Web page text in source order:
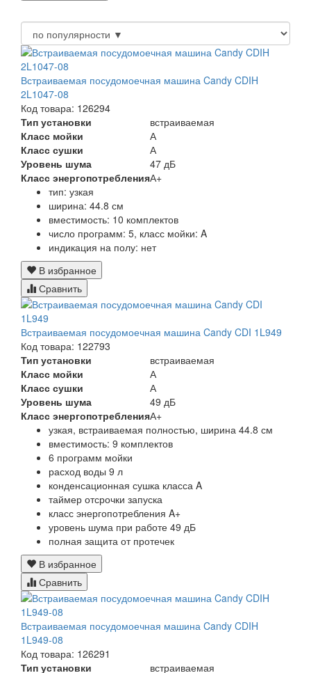
Встраиваемая посудомоечная машина Candy CDIH
2L1047-08
Код товара: 126294
Тип установки
встраиваемая
Класс мойки
А
Класс сушки
А
Уровень шума
47 дБ
Класс энергопотребленияА+
тип: узкая
ширина: 44.8 см
вместимость: 10 комплектов
число программ: 5, класс мойки: A
индикация на полу: нет
В избранное
Сравнить
Встраиваемая посудомоечная машина Candy CDI 1L949
Код товара: 122793
Тип установки
встраиваемая
Класс мойки
А
Класс сушки
А
Уровень шума
49 дБ
Класс энергопотребленияА+
узкая, встраиваемая полностью, ширина 44.8 см
вместимость: 9 комплектов
6 программ мойки
расход воды 9 л
конденсационная сушка класса A
таймер отсрочки запуска
класс энергопотребления A+
уровень шума при работе 49 дБ
полная защита от протечек
В избранное
Сравнить
Встраиваемая посудомоечная машина Candy CDIH
1L949-08
Код товара: 126291
Тип установки
встраиваемая